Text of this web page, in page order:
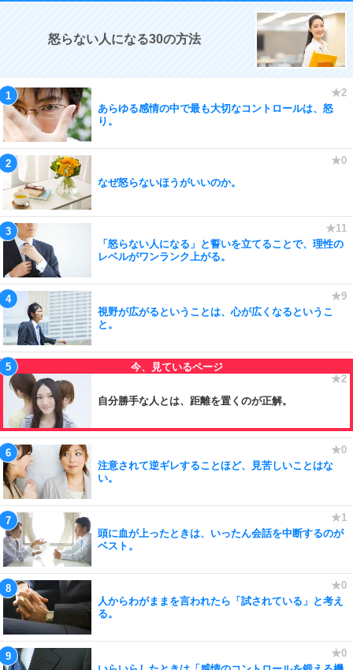
怒らない人になる30の方法
あらゆる感情の中で最も大切なコントロールは、怒
り。
なぜ怒らないほうがいいのか。
「怒らない人になる」と誓いを立てることで、理性の
レベルがワンランク上がる。
視野が広がるということは、心が広くなるというこ
と。
自分勝手な人とは、距離を置くのが正解。
注意されて逆ギレすることほど、見苦しいことはな
い。
頭に血が上ったときは、いったん会話を中断するのが
ベスト。
人からわがままを言われたら「試されている」と考え
る。